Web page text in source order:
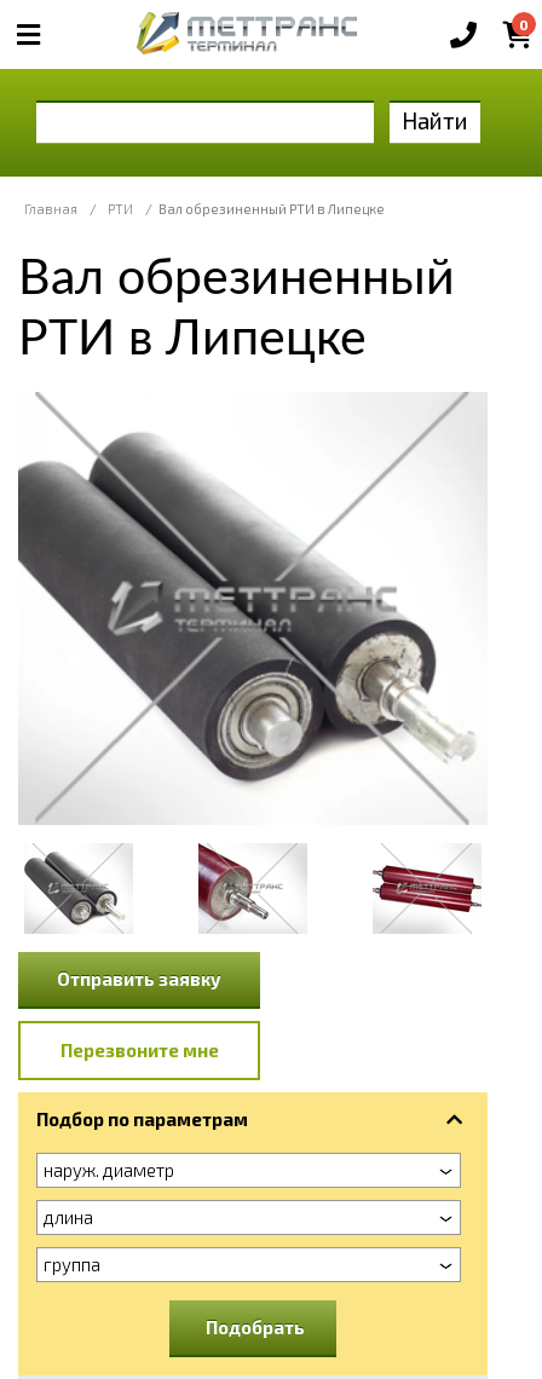
0
Найти
Главная / РТИ / Вал обрезиненный РТИ в Липецке
Вал обрезиненный
РТИ в Липецке
Отправить заявку
Перезвоните мне
Подбор по параметрам
наруж. диаметр
длина
группа
Подобрать